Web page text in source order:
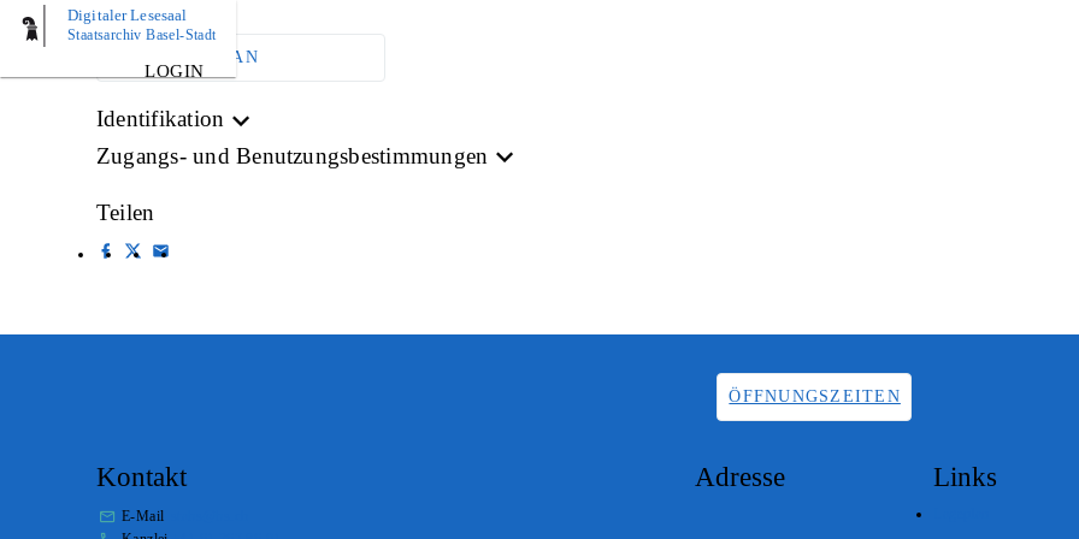
Digitaler Lesesaal
Staatsarchiv Basel-Stadt
LOGIN
ARCHIVPLAN
Identifikation
Zugangs- und Benutzungsbestimmungen
Teilen
ÖFFNUNGSZEITEN
Kontakt
E-Mail
Adresse Links